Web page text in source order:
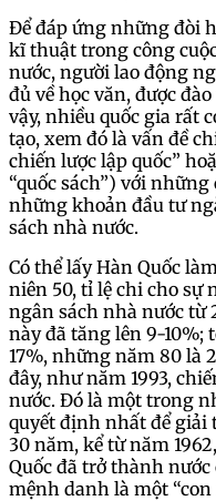
Để đáp ứng những đòi
kĩ thuật trong công
nước, người lao động
đủ về học văn, được
vậy, nhiều quốc gia rất
tạo, xem đó là vấn đề
chiến lược lập quốc”
“quốc sách”) với
những khoản đầu tư
sách nhà nước.
Có thể lấy Hàn Quốc
niên 50, tỉ lệ chi cho sự
ngân sách nhà nước từ
này đã tăng lên 9-
17%, những năm 80 là
đây, như năm 1993,
nước. Đó là một trong
quyết định nhất để
30 năm, kể từ năm
Quốc đã trở thành
mệnh danh là một “con